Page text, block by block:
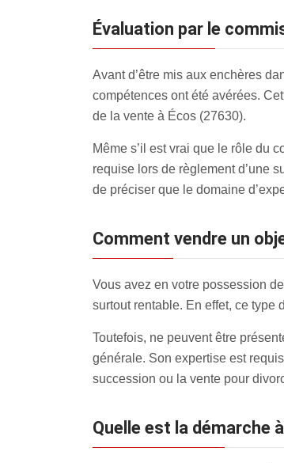
évaluation par le
Avant d’être mis aux enchères
compétences ont été avérées.
de la vente à Écos (27630).
Même s’il est vrai que le rôle du
requise lors de règlement d’une
de préciser que le domaine
Comment vendre un
Vous avez en votre possession
surtout rentable. En effet, ce type
Toutefois, ne peuvent être
générale. Son expertise est
succession ou la vente pour
Quelle est la